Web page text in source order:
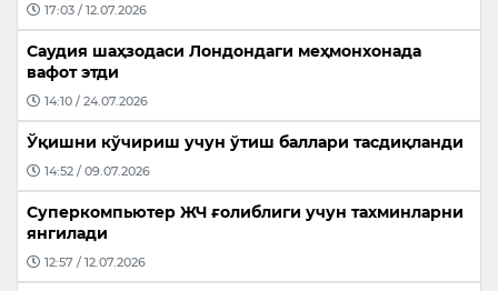
17:03 / 12.07.2026
Саудия шаҳзодаси Лондондаги меҳмонхонада
вафот этди
14:10 / 24.07.2026
Ўқишни кўчириш учун ўтиш баллари тасдиқланди
14:52 / 09.07.2026
Суперкомпьютер ЖЧ ғолиблиги учун тахминларни
янгилади
12:57 / 12.07.2026